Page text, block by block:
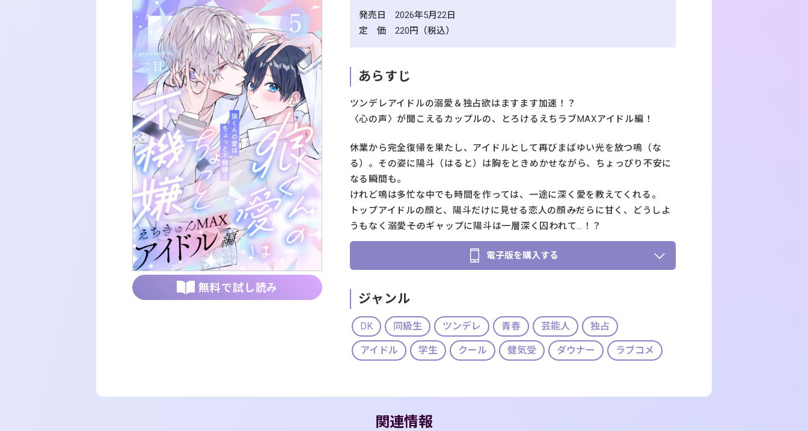
無料で試し読み
発売日 2026年5月22日
定 価 220円（税込）
あらすじ
ツンデレアイドルの溺愛＆独占欲はますます加速！？
〈心の声〉が聞こえるカップルの、とろけるえちラブMAXアイドル編！
休業から完全復帰を果たし、アイドルとして再びまばゆい光を放つ鳴（な
る）。その姿に陽斗（はると）は胸をときめかせながら、ちょっぴり不安に
なる瞬間も。
けれど鳴は多忙な中でも時間を作っては、一途に深く愛を教えてくれる。
トップアイドルの顔と、陽斗だけに見せる恋人の顔――みだらに甘く、どうしよ
うもなく溺愛――そのギャップに陽斗は一層深く囚われて…！？
電子版を購入する
ジャンル
DK 同級生 ツンデレ 青春 芸能人 独占
アイドル 学生 クール 健気受 ダウナー ラブコメ
関連情報